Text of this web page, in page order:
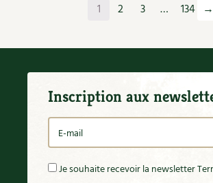
Paille
Panais
Parasite
Partenariat
Participatif
Patate douce
1 2 3 … 134 →
Inscription aux
Je souhaite recevoir la newsletter